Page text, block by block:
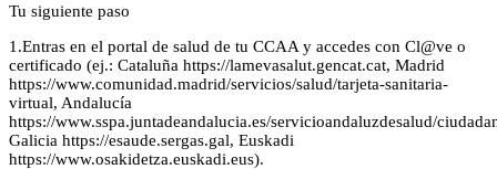
Tu siguiente paso
1.Entras en el portal de salud de tu CCAA y accedes con Cl@ve o
certificado (ej.: Cataluña https://lamevasalut.gencat.cat, Madrid
https://www.comunidad.madrid/servicios/salud/tarjeta-sanitaria-
virtual, Andalucía
https://www.sspa.juntadeandalucia.es/servicioandaluzdesalud/
Galicia https://esaude.sergas.gal, Euskadi
https://www.osakidetza.euskadi.eus).